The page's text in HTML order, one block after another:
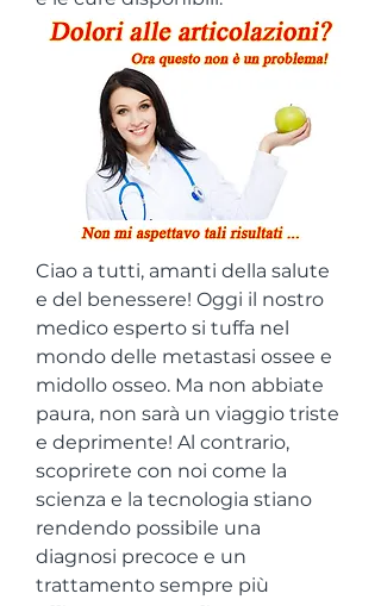
Ciao a tutti, amanti della salute
e del benessere! Oggi il nostro
medico esperto si tuffa nel
mondo delle metastasi ossee e
midollo osseo. Ma non abbiate
paura, non sarà un viaggio triste
e deprimente! Al contrario,
scoprirete con noi come la
scienza e la tecnologia stiano
rendendo possibile una
diagnosi precoce e un
trattamento sempre più